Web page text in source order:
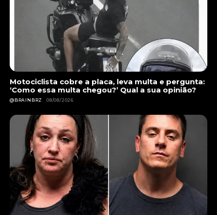
Motociclista cobre a placa, leva multa e pergunta:
‘Como essa multa chegou?’ Qual a sua opinião?
@BRAINBRZ 08/08/2026